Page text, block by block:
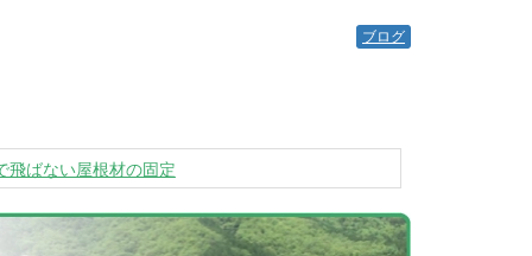
ブログ
飛ばない屋根材の固定